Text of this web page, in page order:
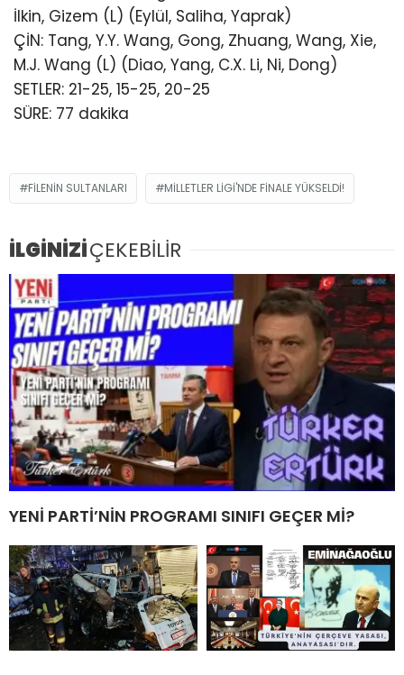
İlkin, Gizem (L) (Eylül, Saliha, Yaprak)
ÇİN: Tang, Y.Y. Wang, Gong, Zhuang, Wang, Xie,
M.J. Wang (L) (Diao, Yang, C.X. Li, Ni, Dong)
SETLER: 21-25, 15-25, 20-25
SÜRE: 77 dakika
FILENIN SULTANLARI MILLETLER LIGI'NDE FINALE YÜKSELDI!
İLGİNİZİÇEKEBİLİR
YENİ PARTİ’NİN PROGRAMI SINIFI GEÇER Mİ?